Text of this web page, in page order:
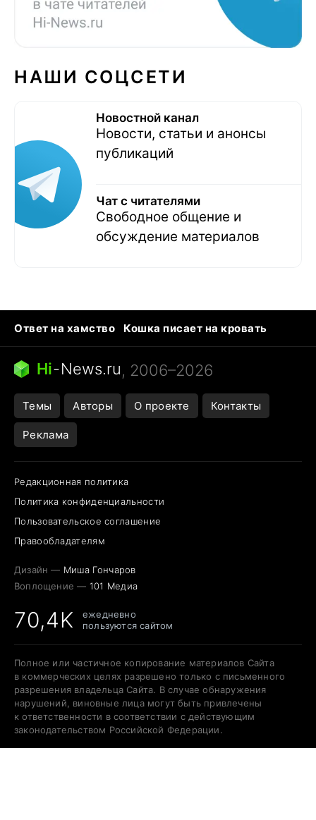
НАШИ СОЦСЕТИ
Новостной канал
Новости, статьи и анонсы
публикаций
Чат с читателями
Свободное общение и
обсуждение материалов
Ответ на хамство
Кошка писает на кровать
Тунцы в океанариуме
Следующая пандемия
Ядовитые пауки России
Открытие в Google Maps
Hi-News.ru, 2006–2026
Темы Авторы О проекте Контакты
Реклама
Редакционная политика
Политика конфиденциальности
Пользовательское соглашение
Правообладателям
Дизайн — Миша Гончаров
Воплощение — 101 Медиа
70,4K
ежедневно
пользуются сайтом
Полное или частичное копирование материалов Сайта
в коммерческих целях разрешено только с письменного
разрешения владельца Сайта. В случае обнаружения
нарушений, виновные лица могут быть привлечены
к ответственности в соответствии с действующим
законодательством Российской Федерации.